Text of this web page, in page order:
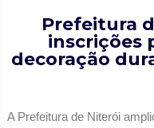
Prefeitura
inscrições
decoração
A Prefeitura de Niterói